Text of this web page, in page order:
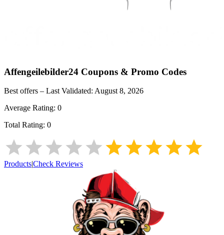
Affengeilebilder24 Coupons & Promo Codes
Best offers – Last Validated: August 8, 2026
Average Rating: 0
Total Rating: 0
Products|Check Reviews